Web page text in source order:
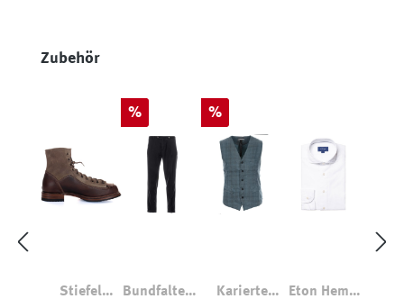
Produktgalerie überspringen
Zubehör
Stiefel
Rabatt
%
Bundfaltenh
Rabatt
%
Karierte
Eton Hemd